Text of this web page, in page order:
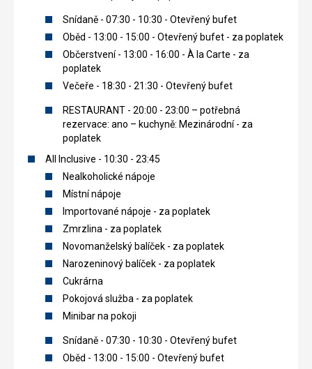
Snídaně - 07:30 - 10:30 - Otevřený bufet
Oběd - 13:00 - 15:00 - Otevřený bufet - za poplatek
Občerstvení - 13:00 - 16:00 - À la Carte - za
poplatek
Večeře - 18:30 - 21:30 - Otevřený bufet
RESTAURANT - 20:00 - 23:00 – potřebná
rezervace: ano – kuchyně: Mezinárodní - za
poplatek
All Inclusive - 10:30 - 23:45
Nealkoholické nápoje
Místní nápoje
Importované nápoje - za poplatek
Zmrzlina - za poplatek
Novomanželský balíček - za poplatek
Narozeninový balíček - za poplatek
Cukrárna
Pokojová služba - za poplatek
Minibar na pokoji
Snídaně - 07:30 - 10:30 - Otevřený bufet
Oběd - 13:00 - 15:00 - Otevřený bufet